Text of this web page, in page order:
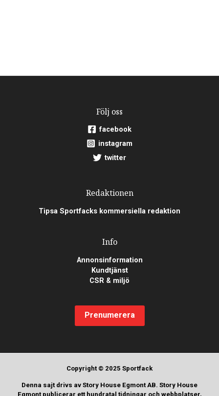
Följ oss
facebook
instagram
twitter
Redaktionen
Tipsa Sportfacks kommersiella redaktion
Info
Annonsinformation
Kundtjänst
CSR & miljö
Prenumerera
Copyright © 2025 Sportfack
Denna sajt drivs av Story House Egmont AB. Story House
Egmont publicerar ett hundratal tidningar och webbplatser,